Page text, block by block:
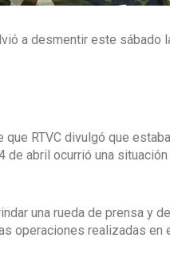
a desmentir este sábado
RTVC divulgó que
de abril ocurrió una
una rueda de prensa y
operaciones realizadas en